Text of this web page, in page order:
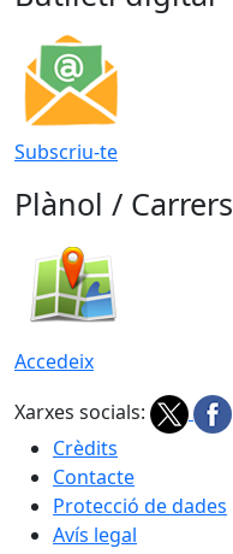
Subscriu-te
Plànol / Carrers
Accedeix
Xarxes socials:
Crèdits
Contacte
Protecció de dades
Avís legal